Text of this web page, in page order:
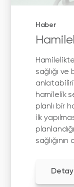
Haber
sağlığı ve
hamilelik
planlı bir
ilk